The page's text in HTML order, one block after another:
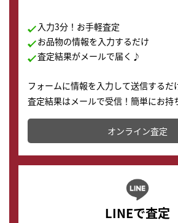
入力3分！お手軽査定
お品物の情報を入力するだけ
査定結果がメールで届く♪
フォームに情報を入力して送信するだ
査定結果はメールで受信！簡単にお持
かります。
オンライン査定
LINEで査定